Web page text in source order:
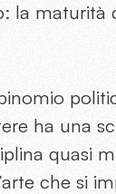
la maturità
ha una
quasi
che si